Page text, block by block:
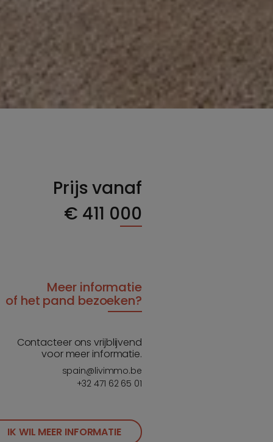
Prijs vanaf
€ 411 000
Meer informatie
of het pand bezoeken?
Contacteer ons vrijblijvend
voor meer informatie.
spain@livimmo.be
+32 471 62 65 01
IK WIL MEER INFORMATIE